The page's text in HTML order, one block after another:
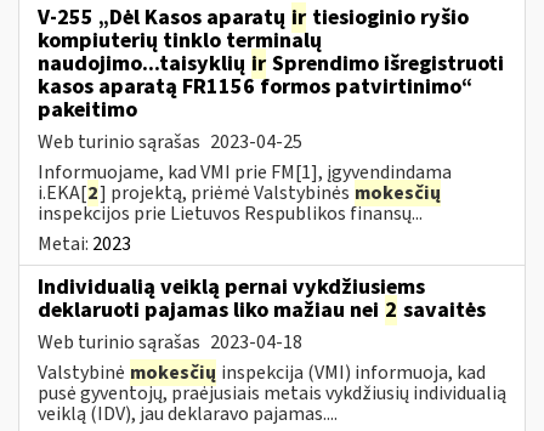
V-255 „Dėl Kasos aparatų ir tiesioginio ryšio
kompiuterių tinklo terminalų
naudojimo...taisyklių ir Sprendimo išregistruoti
kasos aparatą FR1156 formos patvirtinimo“
pakeitimo
Web turinio sąrašas 2023-04-25
Informuojame, kad VMI prie FM[1], įgyvendindama
i.EKA[2] projektą, priėmė Valstybinės mokesčių
inspekcijos prie Lietuvos Respublikos finansų...
Metai: 2023
Individualią veiklą pernai vykdžiusiems
deklaruoti pajamas liko mažiau nei 2 savaitės
Web turinio sąrašas 2023-04-18
Valstybinė mokesčių inspekcija (VMI) informuoja, kad
pusė gyventojų, praėjusiais metais vykdžiusių individualią
veiklą (IDV), jau deklaravo pajamas....